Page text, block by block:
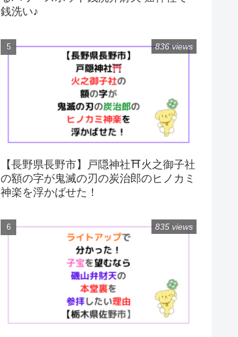
銭洗い♪
【長野県長野市】戸隠神社⛩火之御子社
の額の字が鬼滅の刃の炭治郎のヒノカミ
神楽を浮かばせた！
836 views
835 views